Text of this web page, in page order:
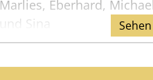
Marlies, Eberhard,
und Sina